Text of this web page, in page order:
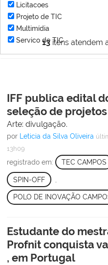
13 itens atendem
Licitacoes
Projeto de TIC
Multimídia
Servico de TIC
IFF publica edital
seleção de
Arte: divulgação.
por Leticia da Silva Oliveira
13h09
registrado em: TEC CAMPOS
SPIN-OFF
POLO DE INOVAÇÃO
Estudante do
Profnit conquista
, em Portugal